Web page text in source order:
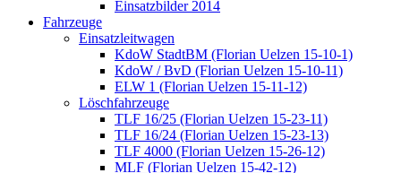
Einsatzbilder 2014
Fahrzeuge
Einsatzleitwagen
KdoW StadtBM (Florian Uelzen 15-10-1)
KdoW / BvD (Florian Uelzen 15-10-11)
ELW 1 (Florian Uelzen 15-11-12)
Löschfahrzeuge
TLF 16/25 (Florian Uelzen 15-23-11)
TLF 16/24 (Florian Uelzen 15-23-13)
TLF 4000 (Florian Uelzen 15-26-12)
MLF (Florian Uelzen 15-42-12)